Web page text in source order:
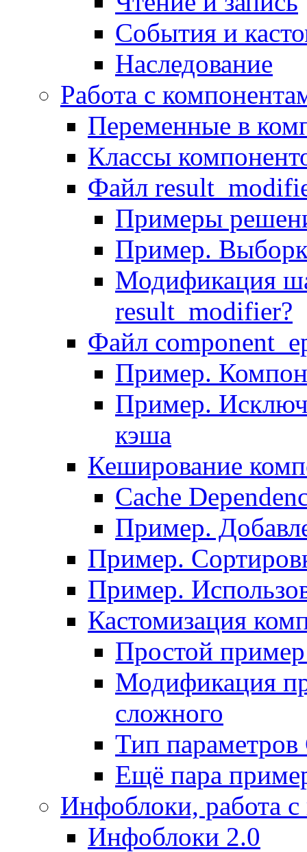
События и
Наследование
Работа с
Переменные в
Классы
Файл
Примеры
Пример.
Модификация
result_modifier?
Файл
Пример.
Пример.
кэша
Кеширование
Сache
Пример.
Пример.
Пример.
Кастомизация
Простой
Модификация
сложного
Тип
Ещё пара
Инфоблоки, работа
Инфоблоки 2.0